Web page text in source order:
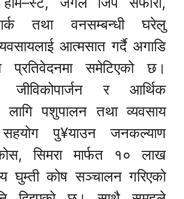
तथा वनसम्बन्धी घरेलु
आत्मसात गर्दै अगाडि
प्रतिवेदनमा समेटिएको छ।
जीविकोपार्जन र आर्थिक
लागि पशुपालन तथा व्यवसाय
पु¥याउन जनकल्याण
सिमरा मार्फत १० लाख
घुम्ती कोष सञ्चालन गरिएको